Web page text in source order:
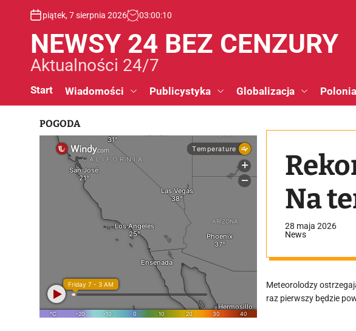
piątek, 7 sierpnia 2026 03:00:10
NEWSY 24 BEZ CENZURY
Aktualności 24/7
Start Wiadomości Publicystyka Globalizacja Polonia
Na
28 maja 2026
News
Meteorolodzy
raz pierwszy będzie
POGODA